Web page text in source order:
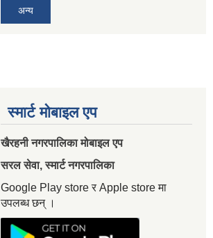
अन्य
स्मार्ट मोबाइल एप
खैरहनी नगरपालिका मोबाइल एप
सरल सेवा, स्मार्ट नगरपालिका
Google Play store र Apple store मा
उपलब्ध छन् ।